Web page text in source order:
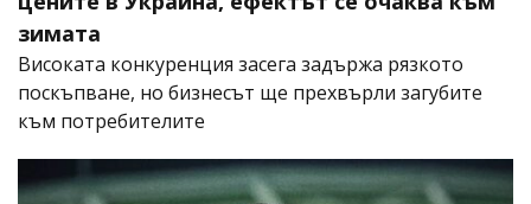
зимата
Високата конкуренция засега задържа рязкото
поскъпване, но бизнесът ще прехвърли загубите
към потребителите